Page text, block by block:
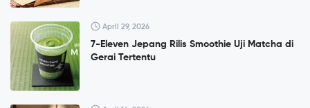
April 29, 2026
7-Eleven Jepang Rilis Smoothie Uji Matcha di
Gerai Tertentu